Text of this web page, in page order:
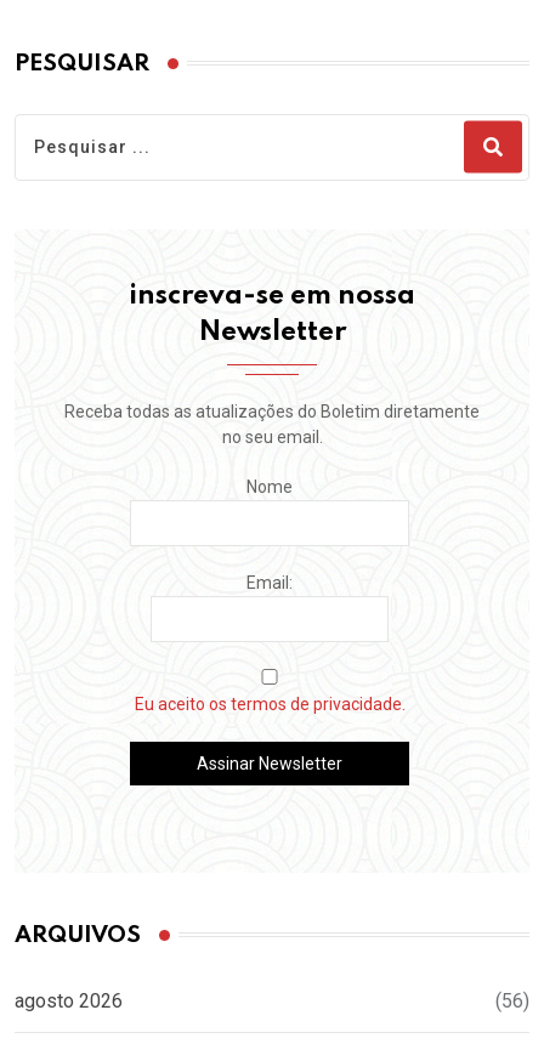
PESQUISAR
inscreva-se em nossa
Newsletter
Receba todas as atualizações do Boletim diretamente
no seu email.
Nome
Email:
Eu aceito os termos de privacidade.
ARQUIVOS
agosto 2026 (56)